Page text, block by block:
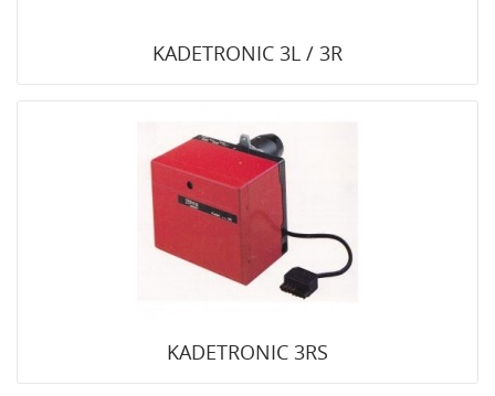
KADETRONIC 3L / 3R
KADETRONIC 3RS